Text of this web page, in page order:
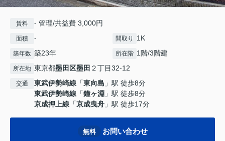
賃料 - 管理/共益費 3,000円
面積 - 間取り 1K
築年数 築23年 所在階 1階/3階建
所在地 東京都墨田区墨田 ２丁目32-12
交通 東武伊勢崎線 「東向島 」駅 徒歩8分
東武伊勢崎線 「鐘ヶ淵 」駅 徒歩8分
京成押上線 「京成曳舟 」駅 徒歩17分
無料 お問い合わせ